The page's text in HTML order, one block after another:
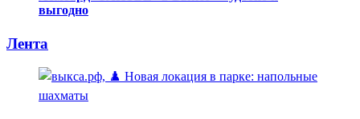
выгодно
Лента